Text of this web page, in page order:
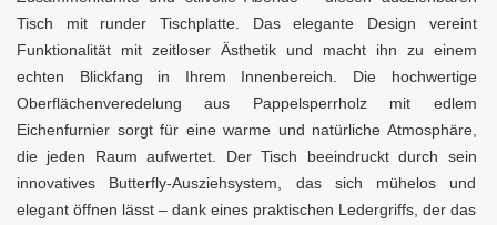
Tisch mit runder Tischplatte. Das elegante Design vereint
Funktionalität mit zeitloser Ästhetik und macht ihn zu einem
echten Blickfang in Ihrem Innenbereich. Die hochwertige
Oberflächenveredelung aus Pappelsperrholz mit edlem
Eichenfurnier sorgt für eine warme und natürliche Atmosphäre,
die jeden Raum aufwertet. Der Tisch beeindruckt durch sein
innovatives Butterfly-Ausziehsystem, das sich mühelos und
elegant öffnen lässt – dank eines praktischen Ledergriffs, der das